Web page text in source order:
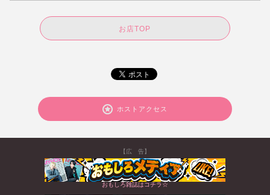
お店TOP
ホストアクセス
【広 告】
おもしろ雑誌はコチラ☆